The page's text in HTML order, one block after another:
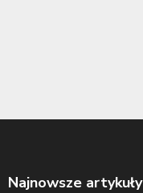
Najnowsze artykuły